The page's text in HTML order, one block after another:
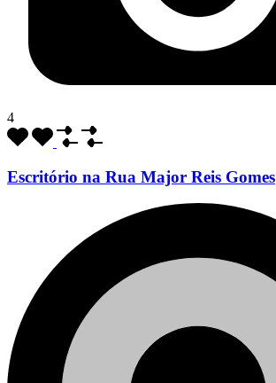
4
Escritório na Rua Major Reis Gomes